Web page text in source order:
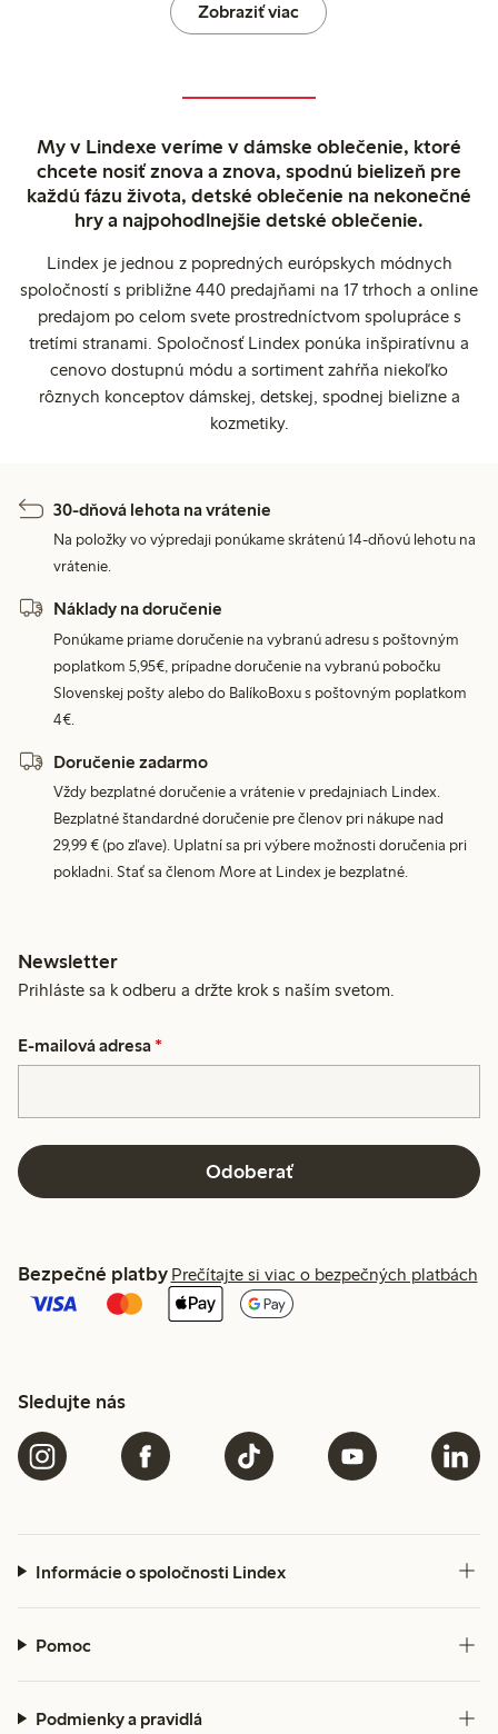
Zobraziť viac
My v Lindexe veríme v dámske oblečenie, ktoré
chcete nosiť znova a znova, spodnú bielizeň pre
každú fázu života, detské oblečenie na nekonečné
hry a najpohodlnejšie detské oblečenie.
Lindex je jednou z popredných európskych módnych
spoločností s približne 440 predajňami na 17 trhoch a online
predajom po celom svete prostredníctvom spolupráce s
tretími stranami. Spoločnosť Lindex ponúka inšpiratívnu a
cenovo dostupnú módu a sortiment zahŕňa niekoľko
rôznych konceptov dámskej, detskej, spodnej bielizne a
kozmetiky.
30-dňová lehota na vrátenie
Na položky vo výpredaji ponúkame skrátenú 14-dňovú lehotu na
vrátenie.
Náklady na doručenie
Ponúkame priame doručenie na vybranú adresu s poštovným
poplatkom 5,95€, prípadne doručenie na vybranú pobočku
Slovenskej pošty alebo do BalíkoBoxu s poštovným poplatkom
4€.
Doručenie zadarmo
Vždy bezplatné doručenie a vrátenie v predajniach Lindex.
Bezplatné štandardné doručenie pre členov pri nákupe nad
29,99 € (po zľave). Uplatní sa pri výbere možnosti doručenia pri
pokladni. Stať sa členom More at Lindex je bezplatné.
Newsletter
Prihláste sa k odberu a držte krok s naším svetom.
E-mailová adresa *
Odoberať
Bezpečné platby Prečítajte si viac o bezpečných platbách
Sledujte nás
Informácie o spoločnosti Lindex
Pomoc
Podmienky a pravidlá